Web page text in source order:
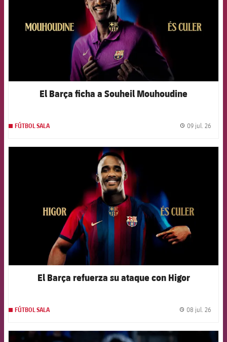
El Barça ficha a Souheil Mouhoudine
FÚTBOL SALA 09 jul. 26
FCB Barcelona badge
El Barça refuerza su ataque con Higor
FÚTBOL SALA 08 jul. 26
FCB Barcelona badge